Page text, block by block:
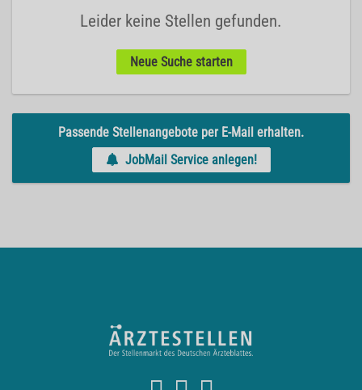
Leider keine Stellen gefunden.
Neue Suche starten
Passende Stellenangebote per E-Mail erhalten.
JobMail Service anlegen!